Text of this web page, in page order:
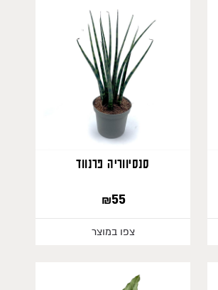
סנסיווריה פרנווד
55
₪
צפו במוצר